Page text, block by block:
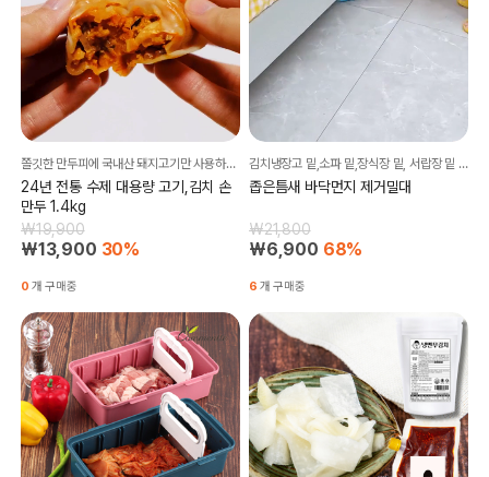
쫄깃한 만두피에 국내산 돼지고기만 사용하여 만든~! 수제 손만두에요!!
24년 전통 수제 대용량 고기,김치 손
만두 1.4kg
₩19,900
₩13,900 30%
0 개 구매중
김치냉장고 밑,소파 밑,장식장 밑, 서랍장 밑 두루두루 좁은틈새 먼지잡는데 정말 최고라니깐요..
좁은틈새 바닥먼지 제거밀대
₩21,800
₩6,900 68%
6 개 구매중